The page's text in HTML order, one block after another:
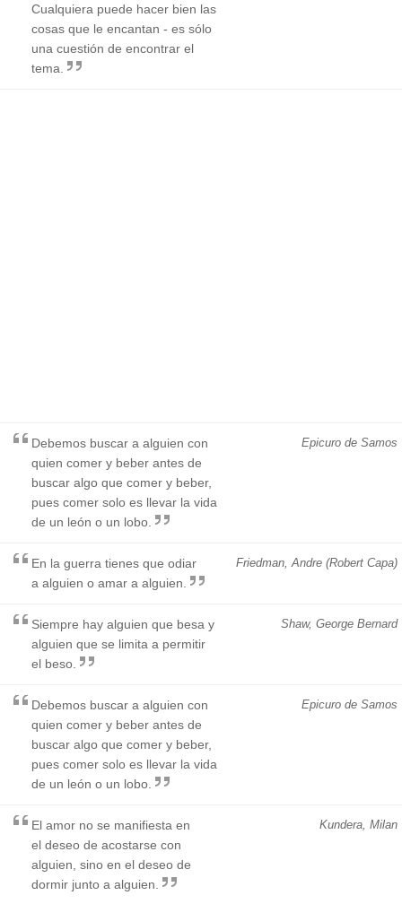
Cualquiera puede hacer bien las
cosas que le encantan - es sólo
una cuestión de encontrar el
tema.
Epicuro de Samos
Debemos buscar a alguien con
quien comer y beber antes de
buscar algo que comer y beber,
pues comer solo es llevar la vida
de un león o un lobo.
Friedman, Andre (Robert Capa)
En la guerra tienes que odiar
a alguien o amar a alguien.
Shaw, George Bernard
Siempre hay alguien que besa y
alguien que se limita a permitir
el beso.
Epicuro de Samos
Debemos buscar a alguien con
quien comer y beber antes de
buscar algo que comer y beber,
pues comer solo es llevar la vida
de un león o un lobo.
Kundera, Milan
El amor no se manifiesta en
el deseo de acostarse con
alguien, sino en el deseo de
dormir junto a alguien.